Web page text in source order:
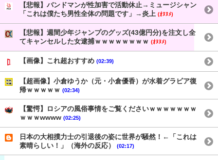
【悲報】バンドマンが性加害で活動休止→ミュージシャン
「これは僕たち男性全体の問題です」→炎上 (ｵﾇﾇﾒ)
【悲報】週間少年ジャンプのグッズ(43億円分)を注文し全
てキャンセルした女逮捕ｗｗｗｗｗｗｗｗ (ｵﾇﾇﾒ)
【画像】これ超おすすめ (02:39)
【超画像】小倉ゆうか（元・小倉優香）が水着グラビア復
帰ｗｗｗｗｗ (02:34)
【驚愕】ロシアの風俗事情をご覧くださいｗｗｗｗｗｗｗ
ｗｗｗwwww (02:25)
日本の大相撲力士の引退後の姿に世界が騒然！←「これは
素晴らしい！」（海外の反応）
(02:17)